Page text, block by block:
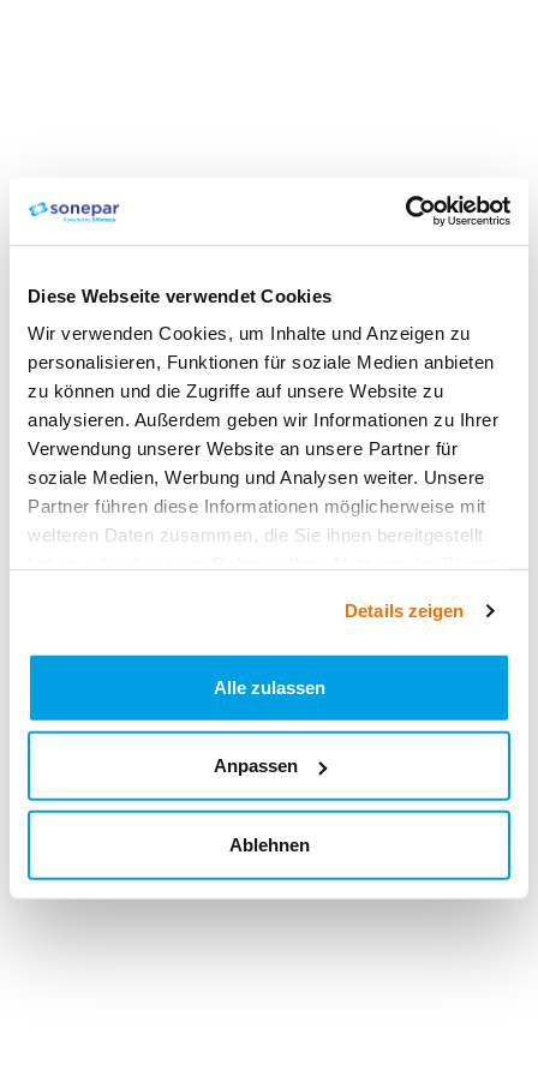
Diese Webseite verwendet Cookies
Wir verwenden Cookies, um Inhalte und Anzeigen zu
personalisieren, Funktionen für soziale Medien anbieten
zu können und die Zugriffe auf unsere Website zu
analysieren. Außerdem geben wir Informationen zu Ihrer
Verwendung unserer Website an unsere Partner für
soziale Medien, Werbung und Analysen weiter. Unsere
Partner führen diese Informationen möglicherweise mit
weiteren Daten zusammen, die Sie ihnen bereitgestellt
Details zeigen
Alle zulassen
Anpassen
Ablehnen